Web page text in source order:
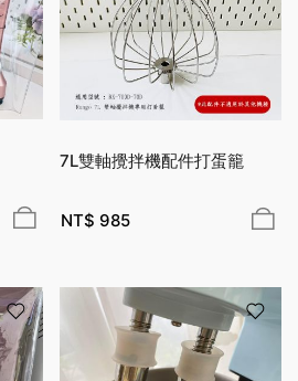
7L雙軸攪拌機配件打蛋籠
NT$ 985